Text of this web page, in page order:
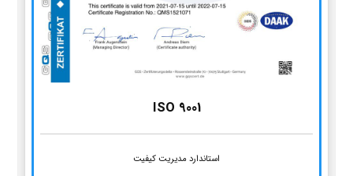
ISO 9001
استاندارد مدیریت کیفیت